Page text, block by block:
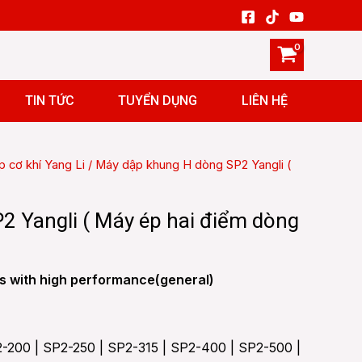
TIN TỨC TUYỂN DỤNG LIÊN HỆ
cơ khí Yang Li / Máy dập khung H dòng SP2 Yangli (
Yangli ( Máy ép hai điểm dòng
with high performance(general)
200 | SP2-250 | SP2-315 | SP2-400 | SP2-500 |